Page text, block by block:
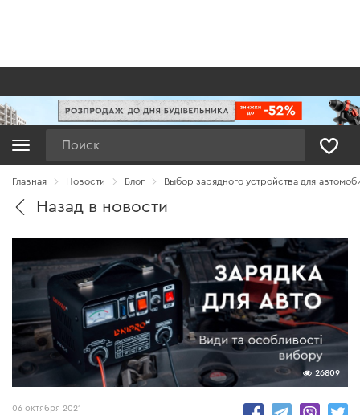
Главная Новости Блог Выбор зарядного устройства для
Назад в новости
26809
06 октября 2021